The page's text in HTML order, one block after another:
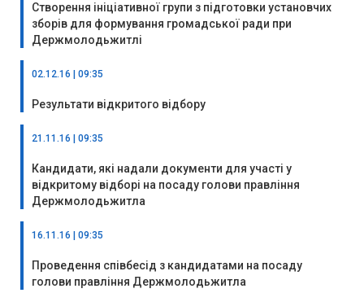
Створення ініціативної групи з підготовки установчих
зборів для формування громадської ради при
Держмолодьжитлі
02.12.16 | 09:35
Результати відкритого відбору
21.11.16 | 09:35
Кандидати, які надали документи для участі у
відкритому відборі на посаду голови правління
Держмолодьжитла
16.11.16 | 09:35
Проведення співбесід з кандидатами на посаду
голови правління Держмолодьжитла